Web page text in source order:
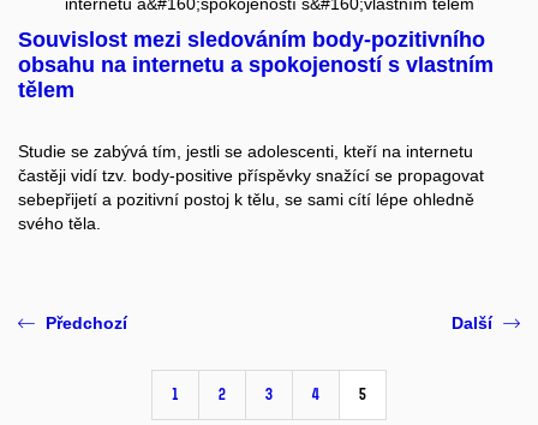
Souvislost mezi sledováním body-pozitivního
obsahu na internetu a spokojeností s vlastním
tělem
Studie se zabývá tím, jestli se adolescenti, kteří na internetu
častěji vidí tzv. body-positive příspěvky snažící se propagovat
sebepřijetí a pozitivní postoj k tělu, se sami cítí lépe ohledně
svého těla.
Předchozí
1 2 3 4 5
Další